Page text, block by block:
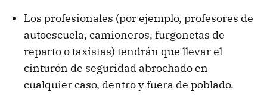
Los profesionales (por ejemplo, profesores de
autoescuela, camioneros, furgonetas de
reparto o taxistas) tendrán que llevar el
cinturón de seguridad abrochado en
cualquier caso, dentro y fuera de poblado.